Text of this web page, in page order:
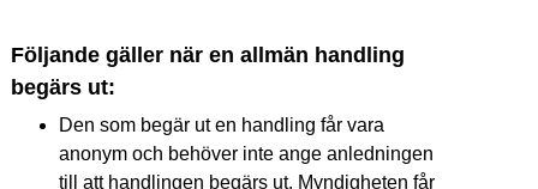
Följande gäller när en allmän handling
begärs ut:
Den som begär ut en handling får vara
anonym och behöver inte ange anledningen
till att handlingen begärs ut. Myndigheten får